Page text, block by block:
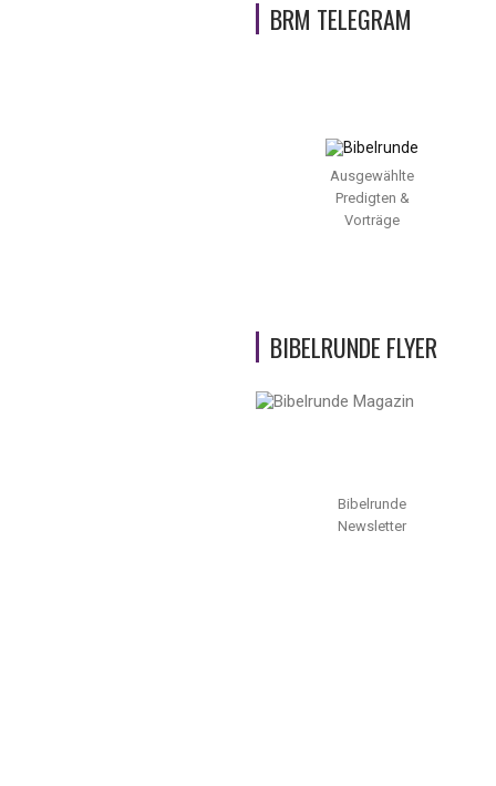
BRM TELEGRAM
Ausgewählte
Predigten &
Vorträge
BIBELRUNDE FLYER
Bibelrunde
Newsletter